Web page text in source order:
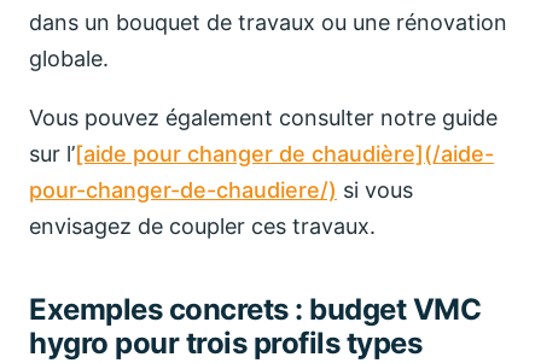
dans un bouquet de travaux ou une rénovation
globale.
Vous pouvez également consulter notre guide
sur l’[aide pour changer de chaudière](/aide-
pour-changer-de-chaudiere/) si vous
envisagez de coupler ces travaux.
Exemples concrets : budget VMC
hygro pour trois profils types